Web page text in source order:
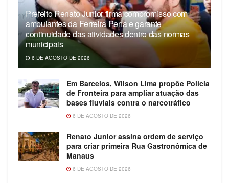
Prefeito Renato Junior firma compromisso com
ambulantes da Ferreira Pena e garante
continuidade das atividades dentro das normas
municipais
6 DE AGOSTO DE 2026
Em Barcelos, Wilson Lima propõe Polícia
de Fronteira para ampliar atuação das
bases fluviais contra o narcotráfico
6 DE AGOSTO DE 2026
Renato Junior assina ordem de serviço
para criar primeira Rua Gastronômica de
Manaus
6 DE AGOSTO DE 2026